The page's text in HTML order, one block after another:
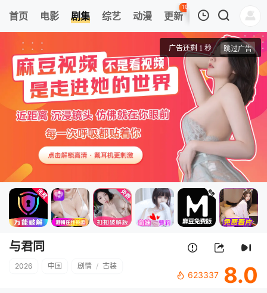
首页 电影 剧集 综艺 动漫 更新
108
热榜 APP
第01集
与君同
清空
与君同
2026 中国 剧情 / 古装
623337 8.0